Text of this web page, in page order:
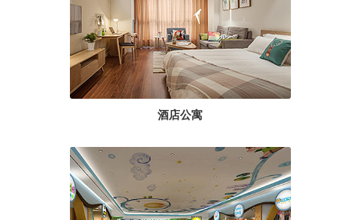
酒店公寓